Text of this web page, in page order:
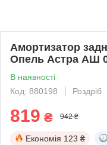
Амортизатор
Опель Астра АШ
В наявності
Код: 880198
Роздріб
819 ₴ 942 ₴
Економія 123 ₴